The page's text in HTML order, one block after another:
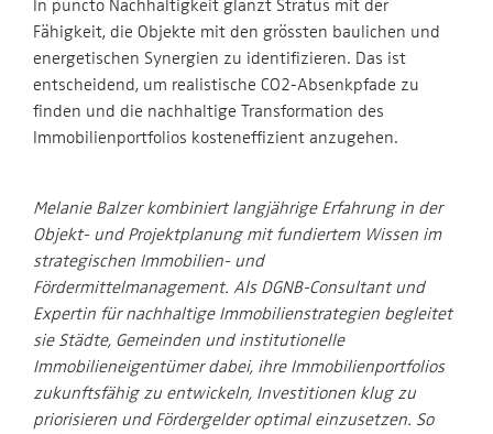
In puncto Nachhaltigkeit glänzt Stratus mit der
Fähigkeit, die Objekte mit den grössten baulichen und
energetischen Synergien zu identifizieren. Das ist
entscheidend, um realistische CO2-Absenkpfade zu
finden und die nachhaltige Transformation des
Immobilienportfolios kosteneffizient anzugehen.
Melanie Balzer kombiniert langjährige Erfahrung in der
Objekt- und Projektplanung mit fundiertem Wissen im
strategischen Immobilien- und
Fördermittelmanagement. Als DGNB-Consultant und
Expertin für nachhaltige Immobilienstrategien begleitet
sie Städte, Gemeinden und institutionelle
Immobilieneigentümer dabei, ihre Immobilienportfolios
zukunftsfähig zu entwickeln, Investitionen klug zu
priorisieren und Fördergelder optimal einzusetzen. So